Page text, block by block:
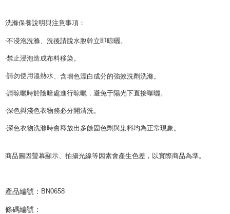
洗滌保養說明與注意事項：
‧不浸泡洗滌、洗後請脫水脫幹立即晾曬。
‧禁止浸泡造成布料移染。
‧請勿使用溫熱水 、含增色漂白成分的強效洗劑洗滌。
‧請晾曬時於陰暗處進行晾曬，避免于陽光下直接曝曬。
‧深色與淺色衣物務必分開清洗。
‧深色衣物洗滌時會釋放出多餘固色劑與染料均為正常現象。
商品圖因螢幕顯示、拍攝光線等因素會產生色差，以實際商品為準。
產品編號： BN0658
條碼編號：